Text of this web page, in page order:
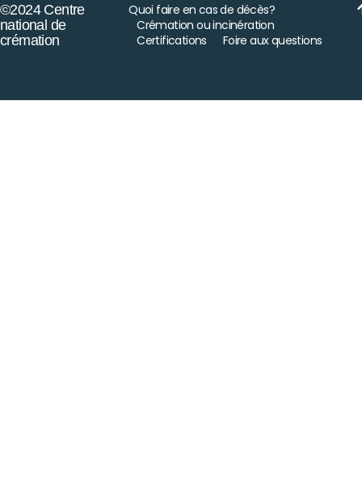
©2024 Centre
national de
crémation
Quoi faire en cas de décès?
Crémation ou incinération
Certifications
Foire aux questions